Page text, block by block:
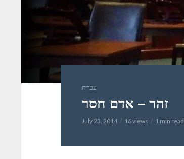
עברית
זהר – אדם חסר
July 23, 2014 16 views 1 min read